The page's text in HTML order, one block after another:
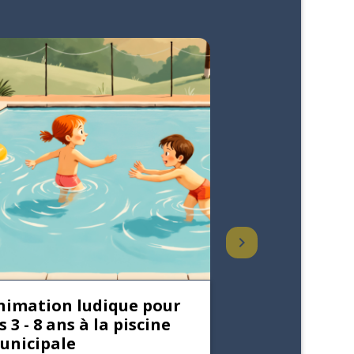
ludique pour
3 - 8 ans à la piscine
keyboard_arrow_right